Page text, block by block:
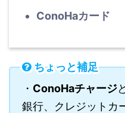
ConoHaカード
ちょっと補足
・ ConoHaチャージ
銀行、クレジットカ